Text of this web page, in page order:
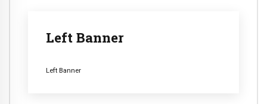
Left Banner
Left Banner